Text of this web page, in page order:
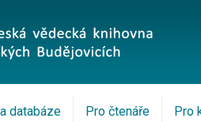
databáze Pro čtenáře Pro